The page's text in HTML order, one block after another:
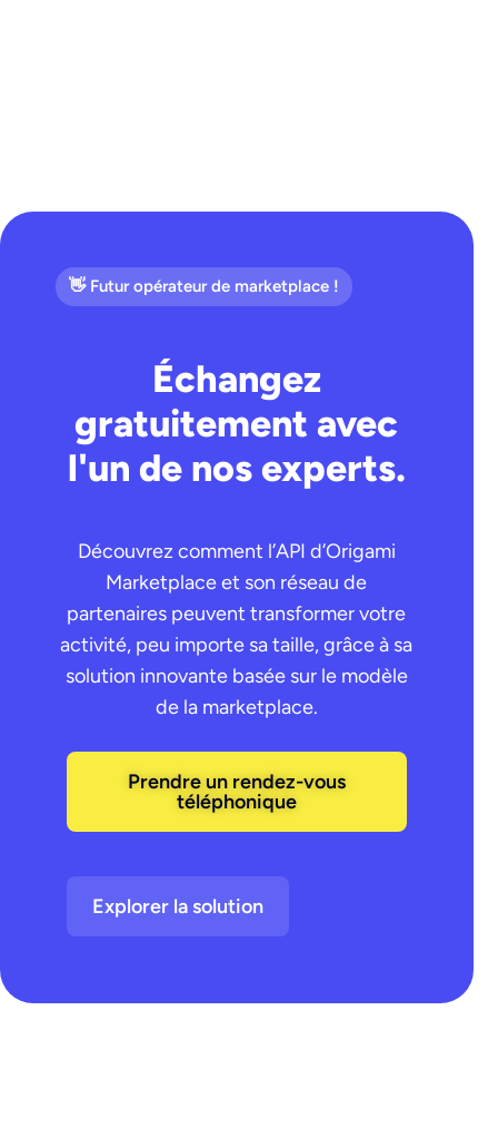
👋 Futur opérateur de marketplace !
Échangez
gratuitement avec
l'un de nos experts.
Découvrez comment l’API d’Origami
Marketplace et son réseau de
partenaires peuvent transformer votre
activité, peu importe sa taille, grâce à sa
solution innovante basée sur le modèle
de la marketplace.
Prendre un rendez-vous
téléphonique
Explorer la solution